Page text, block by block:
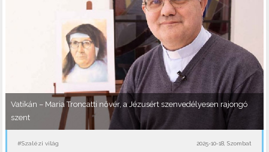
Vatikán – Maria Troncatti nővér, a Jézusért szenvedélyesen rajongó
szent
#Szalézi világ 2025-10-18, Szombat